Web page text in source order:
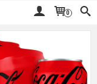
0